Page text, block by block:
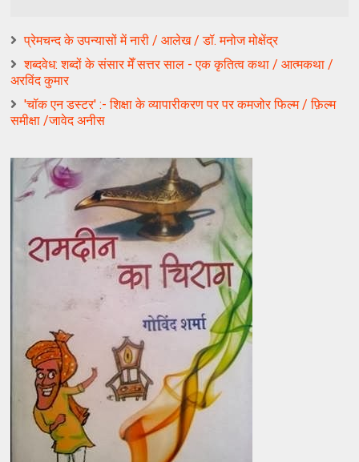
प्रेमचन्द के उपन्यासों में नारी / आलेख / डॉ. मनोज मोक्षेंद्र
शब्दवेध: शब्दों के संसार मेँ सत्तर साल - एक कृतित्व कथा / आत्मकथा /
अरविंद कुमार
'चॉक एन डस्टर' :- शिक्षा के व्यापारीकरण पर पर कमजोर फिल्म / फ़िल्म
समीक्षा /जावेद अनीस